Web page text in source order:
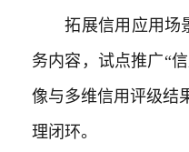
拓展信用应用场景
务内容，试点推广“
像与多维信用评级结
理闭环。